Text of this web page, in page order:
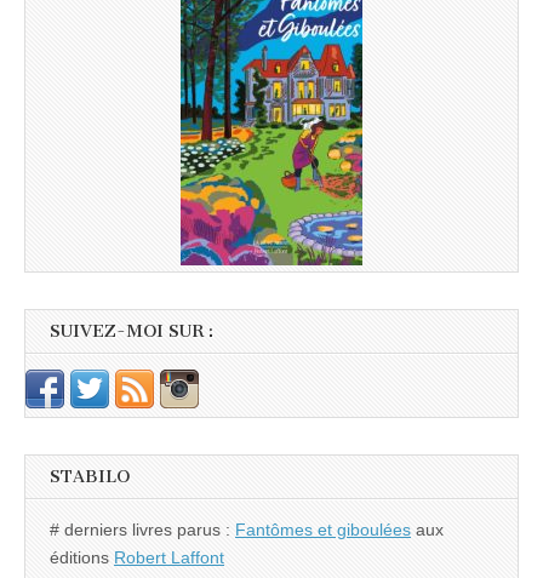
SUIVEZ-MOI SUR :
STABILO
# derniers livres parus : Fantômes et giboulées aux
éditions Robert Laffont